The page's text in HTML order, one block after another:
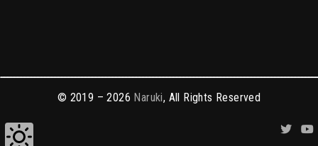
© 2019 – 2026 Naruki, All Rights Reserved